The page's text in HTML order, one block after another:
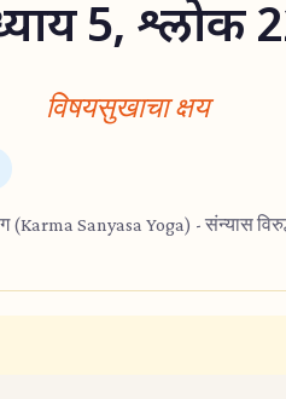
5, श्लोक
विषयसुखाचा क्षय
(Karma Sanyasa Yoga) - संन्यास